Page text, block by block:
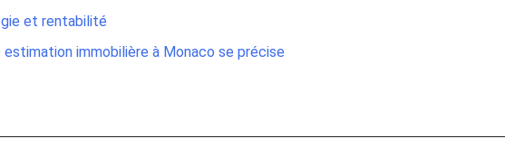
et rentabilité
immobilière à Monaco se précise